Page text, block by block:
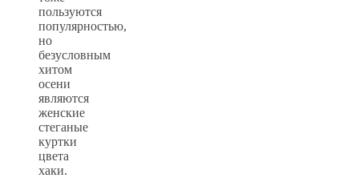
пользуются
популярностью,
но
безусловным
хитом
осени
являются
женские
стеганые
куртки
цвета
хаки.